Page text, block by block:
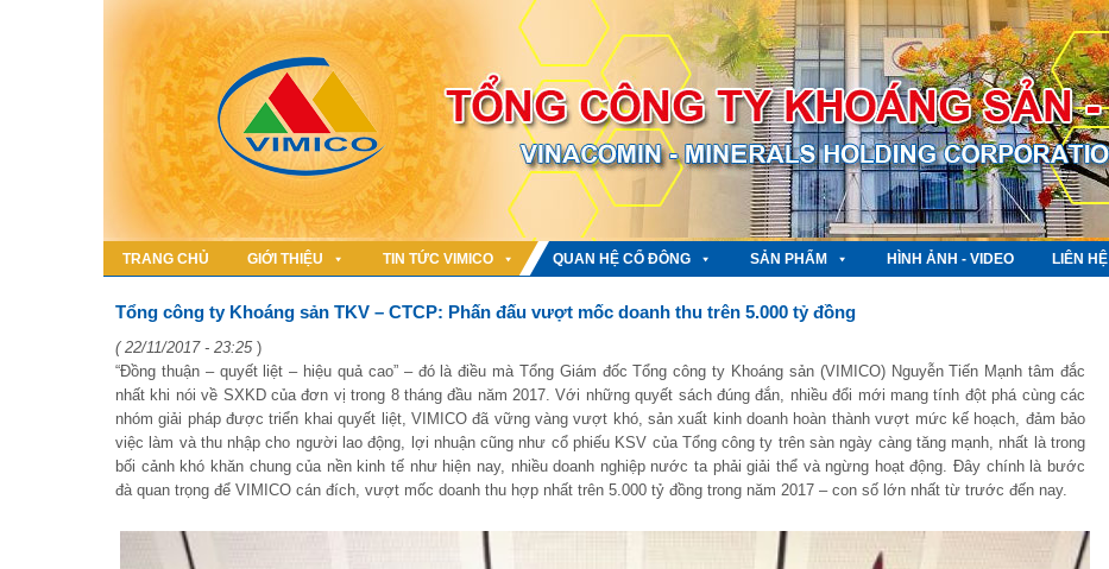
TRANG CHỦ GIỚI THIỆU TIN TỨC VIMICO QUAN HỆ CỔ ĐÔNG SẢN PHẨM HÌNH ẢNH - VIDEO LIÊN HỆ
Tổng công ty Khoáng sản TKV – CTCP: Phấn đấu vượt mốc doanh thu trên 5.000 tỷ đồng
( 22/11/2017 - 23:25)
“Đồng thuận – quyết liệt – hiệu quả cao” – đó là điều mà Tổng Giám đốc Tổng công ty Khoáng sản (VIMICO) Nguyễn Tiến Mạnh tâm đắc
nhất khi nói về SXKD của đơn vị trong 8 tháng đầu năm 2017. Với những quyết sách đúng đắn, nhiều đổi mới mang tính đột phá cùng các
nhóm giải pháp được triển khai quyết liệt, VIMICO đã vững vàng vượt khó, sản xuất kinh doanh hoàn thành vượt mức kế hoạch, đảm bảo
việc làm và thu nhập cho người lao động, lợi nhuận cũng như cổ phiếu KSV của Tổng công ty trên sàn ngày càng tăng mạnh, nhất là trong
bối cảnh khó khăn chung của nền kinh tế như hiện nay, nhiều doanh nghiệp nước ta phải giải thể và ngừng hoạt động. Đây chính là bước
đà quan trọng để VIMICO cán đích, vượt mốc doanh thu hợp nhất trên 5.000 tỷ đồng trong năm 2017 – con số lớn nhất từ trước đến nay.